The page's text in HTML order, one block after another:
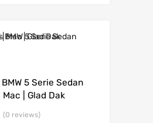
5 Serie Sedan
| Glad Dak
(0 reviews)